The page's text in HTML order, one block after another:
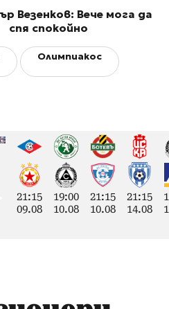
Везенков: Вече мога да
спя спокойно
Олимпиакос
21:15
09.08
19:00
10.08
21:15
10.08
21:15
14.08